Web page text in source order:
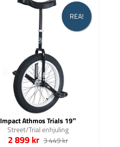
REA!
Impact Athmos Trials 19″
Street/Trial enhjuling
2 899 kr 3 449 kr